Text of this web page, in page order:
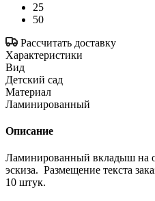
25
50
Рассчитать доставку
Характеристики
Вид
Детский сад
Материал
Ламинированный
Описание
Ламинированный вкладыш на
эскиза. Размещение текста
10 штук.